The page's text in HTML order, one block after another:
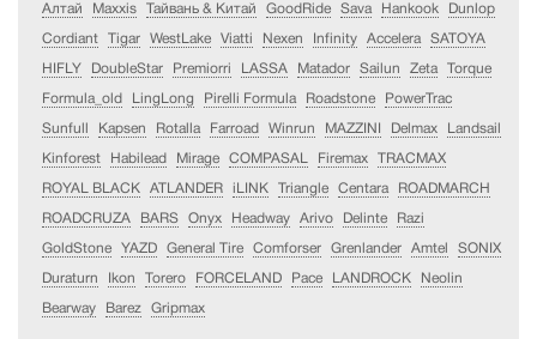
Алтай Maxxis Тайвань & Китай GoodRide Sava Hankook Dunlop
Cordiant Tigar WestLake Viatti Nexen Infinity Accelera SATOYA
HIFLY DoubleStar Premiorri LASSA Matador Sailun Zeta Torque
Formula_old LingLong Pirelli Formula Roadstone PowerTrac
Sunfull Kapsen Rotalla Farroad Winrun MAZZINI Delmax Landsail
Kinforest Habilead Mirage COMPASAL Firemax TRACMAX
ROYAL BLACK ATLANDER iLINK Triangle Centara ROADMARCH
ROADCRUZA BARS Onyx Headway Arivo Delinte Razi
GoldStone YAZD General Tire Comforser Grenlander Amtel SONIX
Duraturn Ikon Torero FORCELAND Pace LANDROCK Neolin
Bearway Barez Gripmax